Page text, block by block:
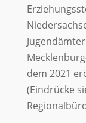
dem 2021
(Eindrücke